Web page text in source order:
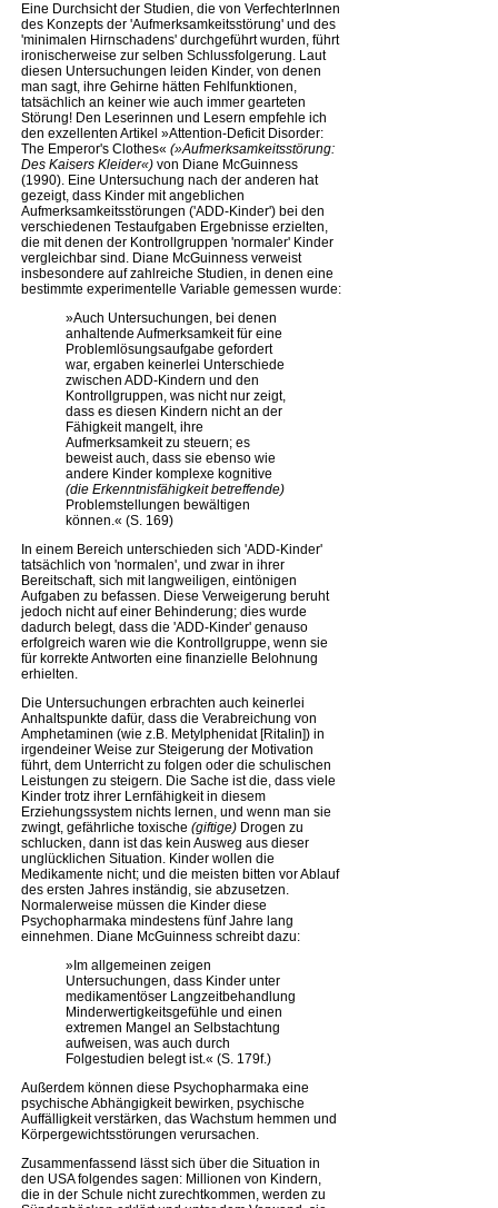
Eine Durchsicht der Studien, die von VerfechterInnen
des Konzepts der 'Aufmerksamkeitsstörung' und des
'minimalen Hirnschadens' durchgeführt wurden, führt
ironischerweise zur selben Schlussfolgerung. Laut
diesen Untersuchungen leiden Kinder, von denen
man sagt, ihre Gehirne hätten Fehlfunktionen,
tatsächlich an keiner wie auch immer gearteten
Störung! Den Leserinnen und Lesern empfehle ich
den exzellenten Artikel »Attention-Deficit Disorder:
The Emperor's Clothes« (»Aufmerksamkeitsstörung:
Des Kaisers Kleider«) von Diane McGuinness
(1990). Eine Untersuchung nach der anderen hat
gezeigt, dass Kinder mit angeblichen
Aufmerksamkeitsstörungen ('ADD-Kinder') bei den
verschiedenen Testaufgaben Ergebnisse erzielten,
die mit denen der Kontrollgruppen 'normaler' Kinder
vergleichbar sind. Diane McGuinness verweist
insbesondere auf zahlreiche Studien, in denen eine
bestimmte experimentelle Variable gemessen wurde:
»Auch Untersuchungen, bei denen
anhaltende Aufmerksamkeit für eine
Problemlösungsaufgabe gefordert
war, ergaben keinerlei Unterschiede
zwischen ADD-Kindern und den
Kontrollgruppen, was nicht nur zeigt,
dass es diesen Kindern nicht an der
Fähigkeit mangelt, ihre
Aufmerksamkeit zu steuern; es
beweist auch, dass sie ebenso wie
andere Kinder komplexe kognitive
(die Erkenntnisfähigkeit betreffende)
Problemstellungen bewältigen
können.« (S. 169)
In einem Bereich unterschieden sich 'ADD-Kinder'
tatsächlich von 'normalen', und zwar in ihrer
Bereitschaft, sich mit langweiligen, eintönigen
Aufgaben zu befassen. Diese Verweigerung beruht
jedoch nicht auf einer Behinderung; dies wurde
dadurch belegt, dass die 'ADD-Kinder' genauso
erfolgreich waren wie die Kontrollgruppe, wenn sie
für korrekte Antworten eine finanzielle Belohnung
erhielten.
Die Untersuchungen erbrachten auch keinerlei
Anhaltspunkte dafür, dass die Verabreichung von
Amphetaminen (wie z.B. Metylphenidat [Ritalin]) in
irgendeiner Weise zur Steigerung der Motivation
führt, dem Unterricht zu folgen oder die schulischen
Leistungen zu steigern. Die Sache ist die, dass viele
Kinder trotz ihrer Lernfähigkeit in diesem
Erziehungssystem nichts lernen, und wenn man sie
zwingt, gefährliche toxische (giftige) Drogen zu
schlucken, dann ist das kein Ausweg aus dieser
unglücklichen Situation. Kinder wollen die
Medikamente nicht; und die meisten bitten vor Ablauf
des ersten Jahres inständig, sie abzusetzen.
Normalerweise müssen die Kinder diese
Psychopharmaka mindestens fünf Jahre lang
einnehmen. Diane McGuinness schreibt dazu:
»Im allgemeinen zeigen
Untersuchungen, dass Kinder unter
medikamentöser Langzeitbehandlung
Minderwertigkeitsgefühle und einen
extremen Mangel an Selbstachtung
aufweisen, was auch durch
Folgestudien belegt ist.« (S. 179f.)
Außerdem können diese Psychopharmaka eine
psychische Abhängigkeit bewirken, psychische
Auffälligkeit verstärken, das Wachstum hemmen und
Körpergewichtsstörungen verursachen.
Zusammenfassend lässt sich über die Situation in
den USA folgendes sagen: Millionen von Kindern,
die in der Schule nicht zurechtkommen, werden zu